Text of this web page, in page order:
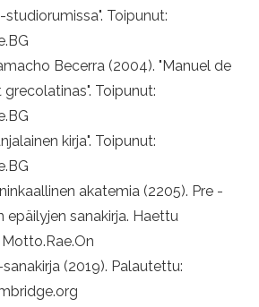
Toipunut:
Becerra (2004). "Manuel de
Toipunut:
kirja". Toipunut:
akatemia (2205). Pre -
epäilyjen sanakirja. Haettu
(2019). Palautettu: